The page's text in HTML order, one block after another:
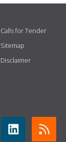
Calls for Tender
Sitemap
Disclaimer